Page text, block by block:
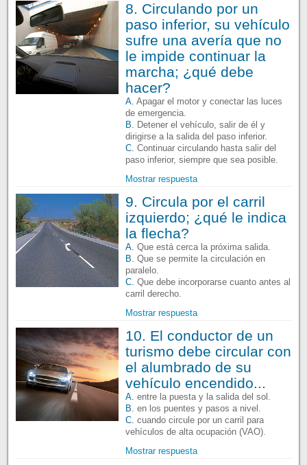
8. Circulando por un
paso inferior, su vehículo
sufre una avería que no
le impide continuar la
marcha; ¿qué debe
hacer?
A. Apagar el motor y conectar las luces
de emergencia.
B. Detener el vehículo, salir de él y
dirigirse a la salida del paso inferior.
C. Continuar circulando hasta salir del
paso inferior, siempre que sea posible.
Mostrar respuesta
9. Circula por el carril
izquierdo; ¿qué le indica
la flecha?
A. Que está cerca la próxima salida.
B. Que se permite la circulación en
paralelo.
C. Que debe incorporarse cuanto antes al
carril derecho.
Mostrar respuesta
10. El conductor de un
turismo debe circular con
el alumbrado de su
vehículo encendido...
A. entre la puesta y la salida del sol.
B. en los puentes y pasos a nivel.
C. cuando circule por un carril para
vehículos de alta ocupación (VAO).
Mostrar respuesta